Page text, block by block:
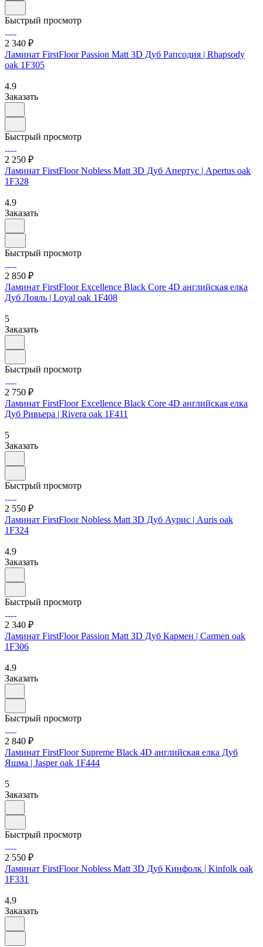
Быстрый просмотр
2 340 ₽
Ламинат FirstFloor Passion Matt 3D Дуб Рапсодия | Rhapsody
oak 1F305
4.9
Заказать
Быстрый просмотр
2 250 ₽
Ламинат FirstFloor Nobless Matt 3D Дуб Апертус | Apertus oak
1F328
4.9
Заказать
Быстрый просмотр
2 850 ₽
Ламинат FirstFloor Excellence Black Core 4D английская елка
Дуб Лояль | Loyal oak 1F408
5
Заказать
Быстрый просмотр
2 750 ₽
Ламинат FirstFloor Excellence Black Core 4D английская елка
Дуб Ривьера | Rivera oak 1F411
5
Заказать
Быстрый просмотр
2 550 ₽
Ламинат FirstFloor Nobless Matt 3D Дуб Аурис | Auris oak
1F324
4.9
Заказать
Быстрый просмотр
2 340 ₽
Ламинат FirstFloor Passion Matt 3D Дуб Кармен | Carmen oak
1F306
4.9
Заказать
Быстрый просмотр
2 840 ₽
Ламинат FirstFloor Supreme Black 4D английская елка Дуб
Яшма | Jasper oak 1F444
5
Заказать
Быстрый просмотр
2 550 ₽
Ламинат FirstFloor Nobless Matt 3D Дуб Кинфолк | Kinfolk oak
1F331
4.9
Заказать